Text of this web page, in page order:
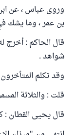
وروى عباس ، عن
بن عمر ، وما يشك
قال الحاكم : أخرج
شواهد .
وقد تكلم
قلت : والثلاثة
قال يحيى القطان